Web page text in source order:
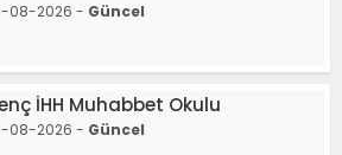
08-2026 - Güncel
İHH Muhabbet Okulu
08-2026 - Güncel